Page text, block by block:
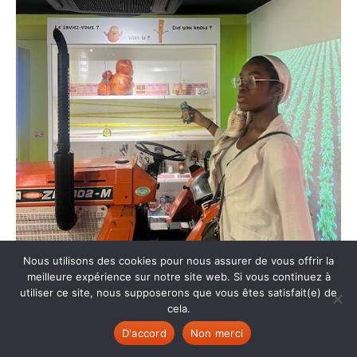
Nous utilisons des cookies pour nous assurer de vous offrir la
meilleure expérience sur notre site web. Si vous continuez à
utiliser ce site, nous supposerons que vous êtes satisfait(e) de
cela.
D'accord
Non merci